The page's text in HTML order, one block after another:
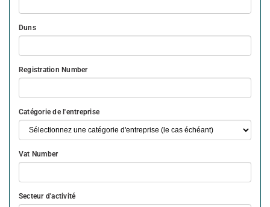
Duns
Registration Number
Catégorie de l'entreprise
Vat Number
Secteur d'activité